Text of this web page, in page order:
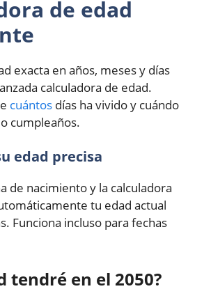
de edad
exacta en años, meses y días
calculadora de edad.
cuántos días ha vivido y cuándo
cumpleaños.
edad precisa
de nacimiento y la calculadora
tu edad actual
Funciona incluso para fechas
tendré en el 2050?